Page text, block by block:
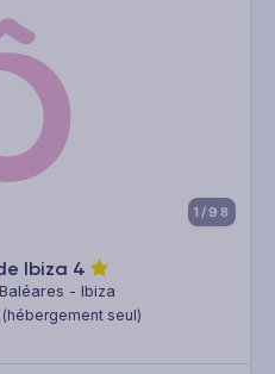
1/98
Ibiza 4
- Ibiza
(hébergement seul)